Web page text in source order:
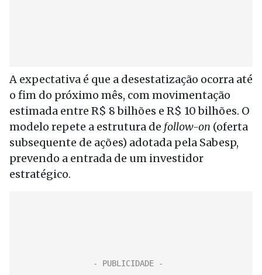
A expectativa é que a desestatização ocorra até
o fim do próximo mês, com movimentação
estimada entre R$ 8 bilhões e R$ 10 bilhões. O
modelo repete a estrutura de follow-on (oferta
subsequente de ações) adotada pela Sabesp,
prevendo a entrada de um investidor
estratégico.